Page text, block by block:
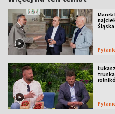
Marek
Śląska